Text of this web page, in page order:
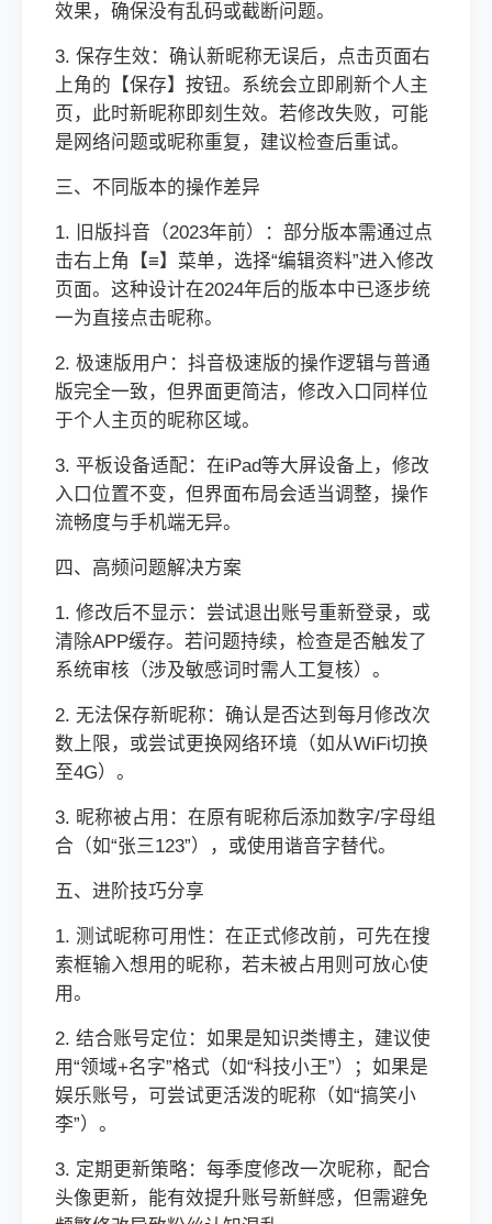
效果，确保没有乱码或截断问题。
3. 保存生效：确认新昵称无误后，点击页面右
上角的【保存】按钮。系统会立即刷新个人主
页，此时新昵称即刻生效。若修改失败，可能
是网络问题或昵称重复，建议检查后重试。
三、不同版本的操作差异
1. 旧版抖音（2023年前）：部分版本需通过点
击右上角【≡】菜单，选择“编辑资料”进入修改
页面。这种设计在2024年后的版本中已逐步统
一为直接点击昵称。
2. 极速版用户：抖音极速版的操作逻辑与普通
版完全一致，但界面更简洁，修改入口同样位
于个人主页的昵称区域。
3. 平板设备适配：在iPad等大屏设备上，修改
入口位置不变，但界面布局会适当调整，操作
流畅度与手机端无异。
四、高频问题解决方案
1. 修改后不显示：尝试退出账号重新登录，或
清除APP缓存。若问题持续，检查是否触发了
系统审核（涉及敏感词时需人工复核）。
2. 无法保存新昵称：确认是否达到每月修改次
数上限，或尝试更换网络环境（如从WiFi切换
至4G）。
3. 昵称被占用：在原有昵称后添加数字/字母组
合（如“张三123”），或使用谐音字替代。
五、进阶技巧分享
1. 测试昵称可用性：在正式修改前，可先在搜
索框输入想用的昵称，若未被占用则可放心使
用。
2. 结合账号定位：如果是知识类博主，建议使
用“领域+名字”格式（如“科技小王”）；如果是
娱乐账号，可尝试更活泼的昵称（如“搞笑小
李”）。
3. 定期更新策略：每季度修改一次昵称，配合
头像更新，能有效提升账号新鲜感，但需避免